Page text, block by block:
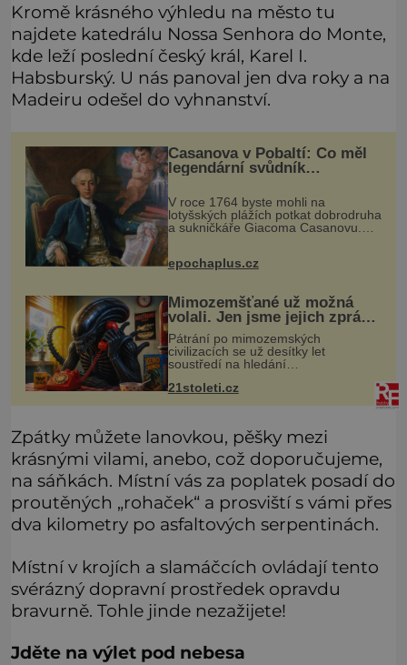
Kromě krásného výhledu na město tu
najdete katedrálu Nossa Senhora do Monte,
kde leží poslední český král, Karel I.
Habsburský. U nás panoval jen dva roky a na
Madeiru odešel do vyhnanství.
Casanova v Pobaltí: Co měl
legendární svůdník
společného se svobodnými
zednáři?
V roce 1764 byste mohli na
lotyšských plážích potkat dobrodruha
a sukničkáře Giacoma Casanovu.
Jeho cesta k Baltskému moři však
pracovní cestou se zištnými úmysly.
epochaplus.cz
Mimozemšťané už možná
volali. Jen jsme jejich zprávu
nedokázali rozpoznat
Pátrání po mimozemských
civilizacích se už desítky let
soustředí na hledání
které by příroda sama vytvořila jen
21stoleti.cz
Zpátky můžete lanovkou, pěšky mezi
krásnými vilami, anebo, což doporučujeme,
na sáňkách. Místní vás za poplatek posadí do
proutěných „rohaček“ a prosviští s vámi přes
dva kilometry po asfaltových serpentinách.
Místní v krojích a slamáčcích ovládají tento
svérázný dopravní prostředek opravdu
bravurně. Tohle jinde nezažijete!
Jděte na výlet pod nebesa